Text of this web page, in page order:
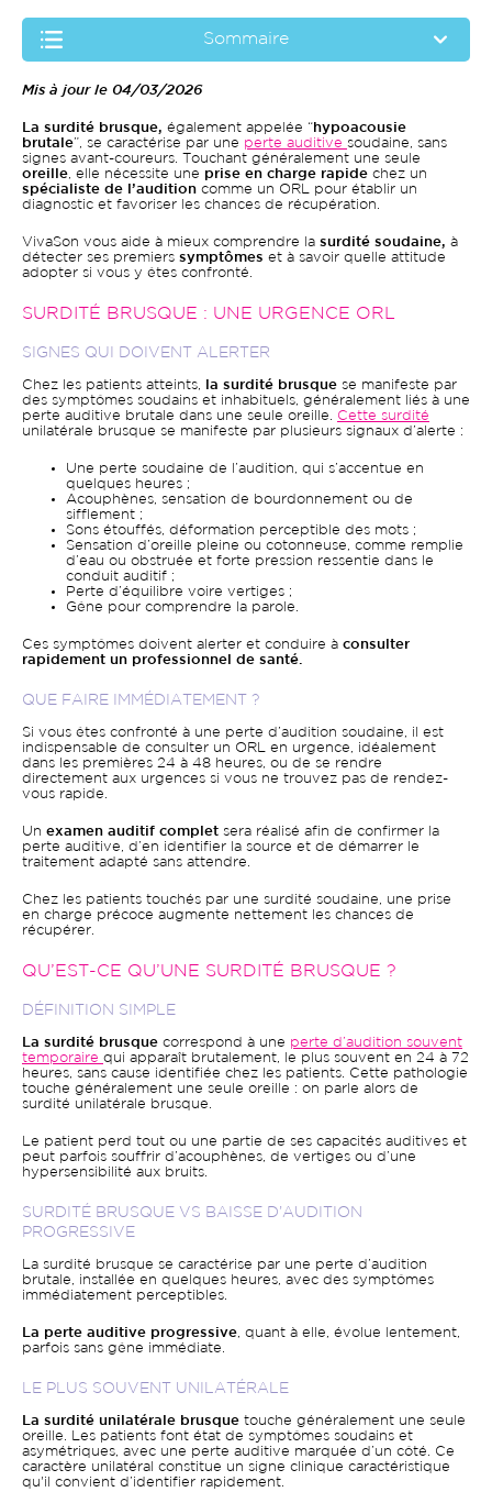
Sommaire
Mis à jour le 04/03/2026
La surdité brusque, également appelée “hypoacousie
brutale”, se caractérise par une perte auditive soudaine, sans
signes avant-coureurs. Touchant généralement une seule
oreille , elle nécessite une prise en charge rapide chez un
spécialiste de l’audition comme un ORL pour établir un
diagnostic et favoriser les chances de récupération.
VivaSon vous aide à mieux comprendre la surdité soudaine, à
détecter ses premiers symptômes et à savoir quelle attitude
adopter si vous y êtes confronté.
SURDITÉ BRUSQUE : UNE URGENCE ORL
SIGNES QUI DOIVENT ALERTER
Chez les patients atteints, la surdité brusque se manifeste par
des symptômes soudains et inhabituels, généralement liés à une
perte auditive brutale dans une seule oreille. Cette surdité
unilatérale brusque se manifeste par plusieurs signaux d’alerte :
Une perte soudaine de l’audition, qui s’accentue en
quelques heures ;
Acouphènes, sensation de bourdonnement ou de
sifflement ;
Sons étouffés, déformation perceptible des mots ;
Sensation d’oreille pleine ou cotonneuse, comme remplie
d’eau ou obstruée et forte pression ressentie dans le
conduit auditif ;
Perte d’équilibre voire vertiges ;
Gêne pour comprendre la parole.
Ces symptômes doivent alerter et conduire à consulter
rapidement un professionnel de santé.
QUE FAIRE IMMÉDIATEMENT ?
Si vous êtes confronté à une perte d’audition soudaine, il est
indispensable de consulter un ORL en urgence, idéalement
dans les premières 24 à 48 heures, ou de se rendre
directement aux urgences si vous ne trouvez pas de rendez-
vous rapide.
Un examen auditif complet sera réalisé afin de confirmer la
perte auditive, d’en identifier la source et de démarrer le
traitement adapté sans attendre.
Chez les patients touchés par une surdité soudaine, une prise
en charge précoce augmente nettement les chances de
récupérer.
QU’EST-CE QU’UNE SURDITÉ BRUSQUE ?
DÉFINITION SIMPLE
La surdité brusque correspond à une perte d’audition souvent
temporaire qui apparaît brutalement, le plus souvent en 24 à 72
heures, sans cause identifiée chez les patients. Cette pathologie
touche généralement une seule oreille : on parle alors de
surdité unilatérale brusque.
Le patient perd tout ou une partie de ses capacités auditives et
peut parfois souffrir d’acouphènes, de vertiges ou d’une
hypersensibilité aux bruits.
SURDITÉ BRUSQUE VS BAISSE D’AUDITION
PROGRESSIVE
La surdité brusque se caractérise par une perte d’audition
brutale, installée en quelques heures, avec des symptômes
immédiatement perceptibles.
La perte auditive progressive , quant à elle, évolue lentement,
parfois sans gêne immédiate.
LE PLUS SOUVENT UNILATÉRALE
La surdité unilatérale brusque touche généralement une seule
oreille. Les patients font état de symptômes soudains et
asymétriques, avec une perte auditive marquée d’un côté. Ce
caractère unilatéral constitue un signe clinique caractéristique
qu'il convient d’identifier rapidement.